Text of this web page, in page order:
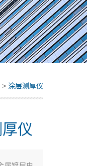
> 涂层测厚仪
仪